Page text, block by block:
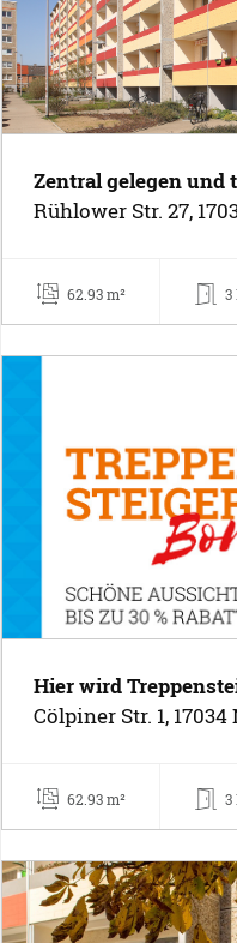
Zentral gelegen und
Rühlower Str. 27,
62.93 m² 3
Hier wird
Cölpiner Str. 1,
62.93 m² 3